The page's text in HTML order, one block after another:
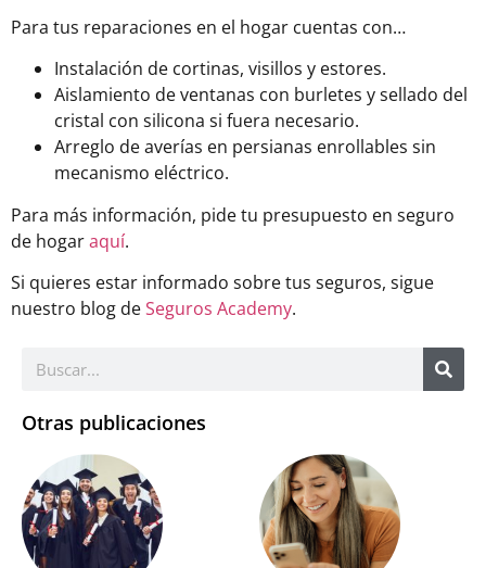
Para tus reparaciones en el hogar cuentas con…
Instalación de cortinas, visillos y estores.
Aislamiento de ventanas con burletes y sellado del
cristal con silicona si fuera necesario.
Arreglo de averías en persianas enrollables sin
mecanismo eléctrico.
Para más información, pide tu presupuesto en seguro
de hogaraquí.
Si quieres estar informado sobre tus seguros, sigue
nuestro blog deSeguros Academy.
Otras publicaciones